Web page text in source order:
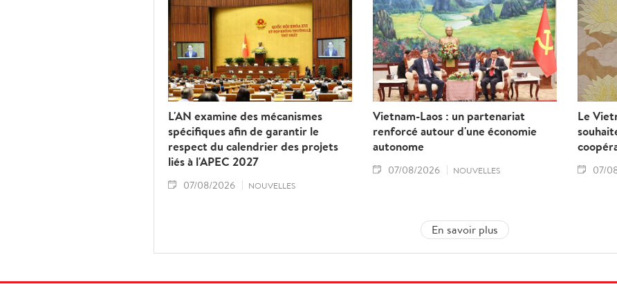
L'AN examine des mécanismes
spécifiques afin de garantir le
respect du calendrier des projets
liés à l'APEC 2027
07/08/2026 NOUVELLES
Vietnam-Laos : un partenariat
renforcé autour d'une économie
autonome
07/08/2026 NOUVELLES
Le
07/
En savoir plus